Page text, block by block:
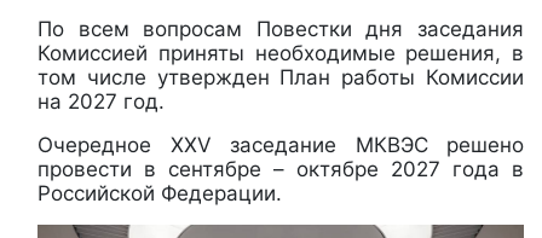
По всем вопросам Повестки дня заседания
Комиссией приняты необходимые решения, в
том числе утвержден План работы Комиссии
на 2027 год.
Очередное ХХV заседание МКВЭС решено
провести в сентябре – октябре 2027 года в
Российской Федерации.